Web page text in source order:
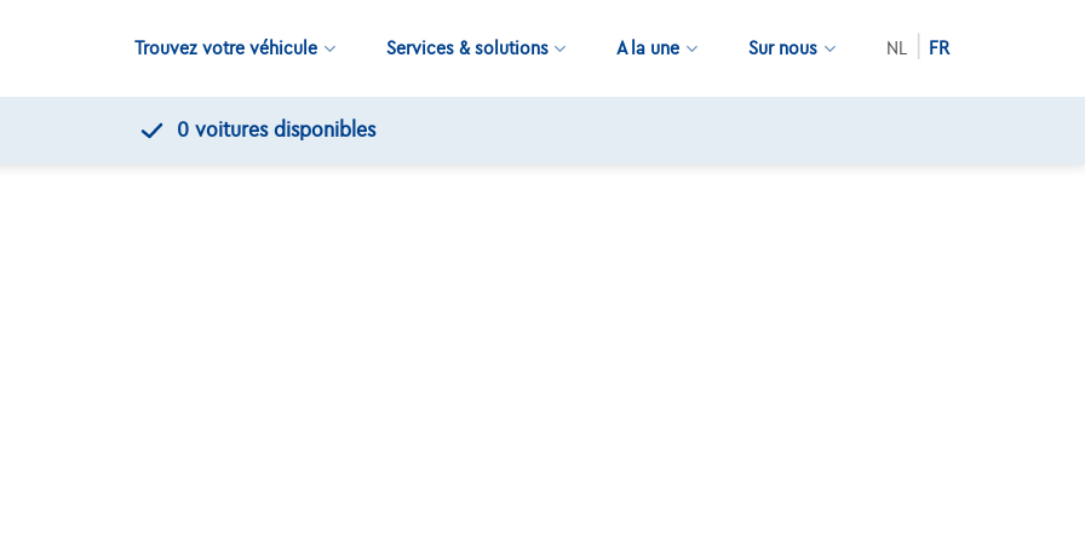
Trouvez votre véhicule Services & solutions A la une Sur nous NL FR
0 voitures disponibles